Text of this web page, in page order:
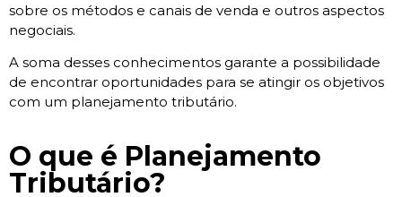
sobre os métodos e canais de venda e outros aspectos
negociais.
A soma desses conhecimentos garante a possibilidade
de encontrar oportunidades para se atingir os objetivos
com um planejamento tributário.
O que é Planejamento
Tributário?